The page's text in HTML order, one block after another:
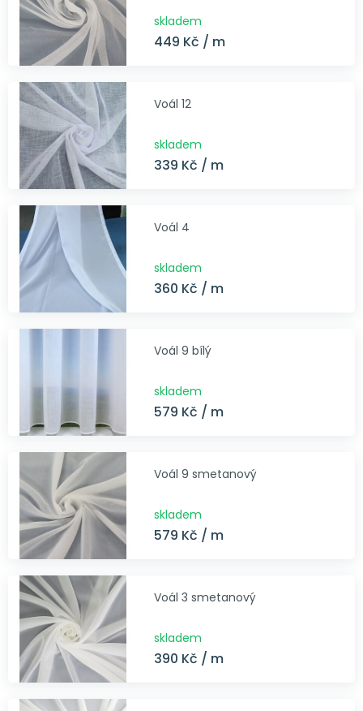
skladem
449 Kč / m
Voál 12
skladem
339 Kč / m
Voál 4
skladem
360 Kč / m
Voál 9 bílý
skladem
579 Kč / m
Voál 9 smetanový
skladem
579 Kč / m
Voál 3 smetanový
skladem
390 Kč / m